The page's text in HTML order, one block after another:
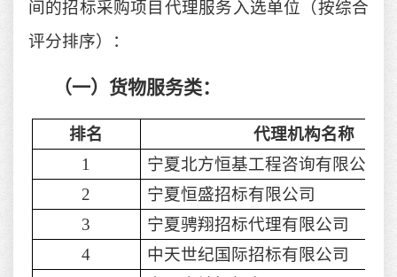
间的招标采购项目代理服务入选单位（按综合
评分排序）：
（一）货物服务类：
排名
代理机构名称
1
宁夏北方恒基工程咨询有限公司
2
宁夏恒盛招标有限公司
3
宁夏骋翔招标代理有限公司
4
中天世纪国际招标有限公司